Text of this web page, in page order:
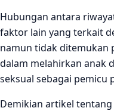
Hubungan antara
faktor lain yang terkait
namun tidak ditemukan
dalam melahirkan anak
seksual sebagai pemicu
Demikian artikel tentang